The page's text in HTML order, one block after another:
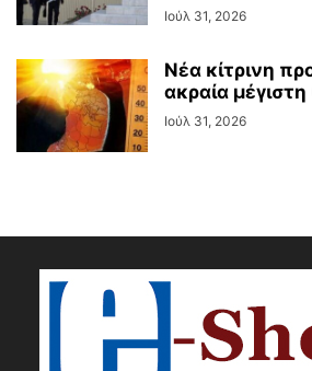
Ιούλ 31, 2026
Νέα κίτρινη
ακραία
Ιούλ 31, 2026